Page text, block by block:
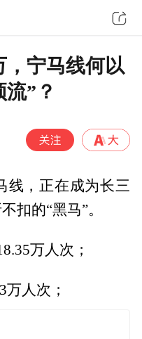
，宁马线何以
”？
，正在成为长三
扣的“黑马”。
万人次；
人次；